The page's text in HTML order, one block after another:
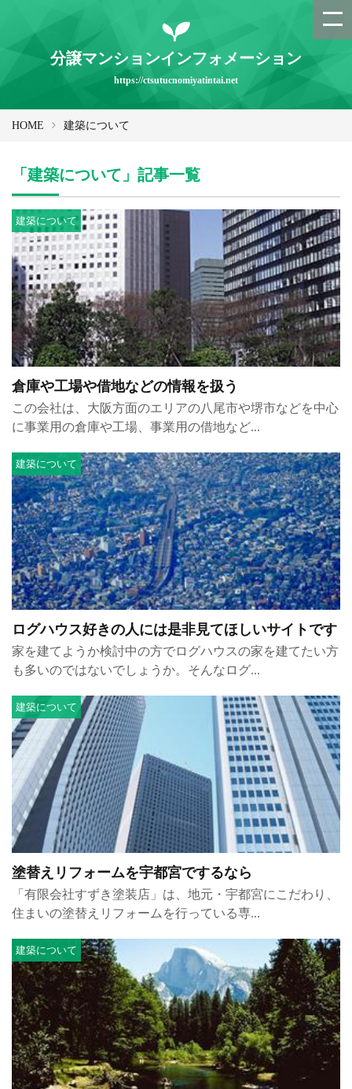
分譲マンションインフォメーション
https://ctsutucnomiyatintai.net
HOME 建築について
「建築について」記事一覧
倉庫や工場や借地などの情報を扱う
建築について
この会社は、大阪方面のエリアの八尾市や堺市などを中心
に事業用の倉庫や工場、事業用の借地など...
ログハウス好きの人には是非見てほしいサイトです
建築について
家を建てようか検討中の方でログハウスの家を建てたい方
も多いのではないでしょうか。そんなログ...
塗替えリフォームを宇都宮でするなら
建築について
「有限会社すずき塗装店」は、地元・宇都宮にこだわり、
住まいの塗替えリフォームを行っている専...
建築について